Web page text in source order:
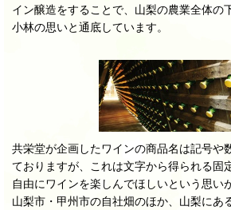
イン醸造をすることで、山梨の農業全体の
小林の思いと通底しています。
共栄堂が企画したワインの商品名は記号や
ておりますが、これは文字から得られる固
自由にワインを楽しんでほしいという思い
山梨市・甲州市の自社畑のほか、山梨にあ